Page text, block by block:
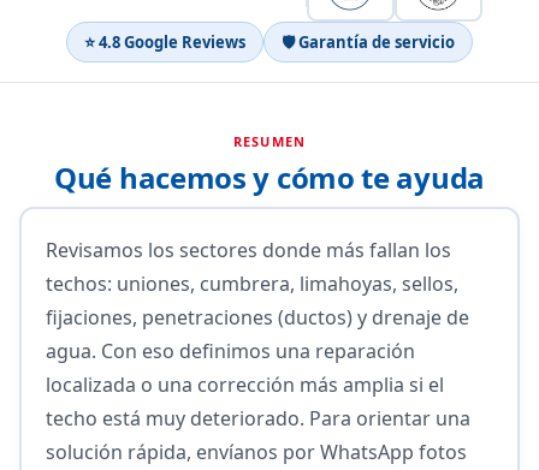
⭐ 4.8 Google Reviews 🛡 Garantía de servicio
RESUMEN
Qué hacemos y cómo te ayuda
Revisamos los sectores donde más fallan los
techos: uniones, cumbrera, limahoyas, sellos,
fijaciones, penetraciones (ductos) y drenaje de
agua. Con eso definimos una reparación
localizada o una corrección más amplia si el
techo está muy deteriorado. Para orientar una
solución rápida, envíanos por WhatsApp fotos